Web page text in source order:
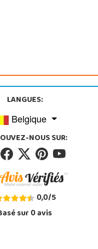
LANGUES:
Belgique
NOUS SUR:
0,0/5
sur0avis